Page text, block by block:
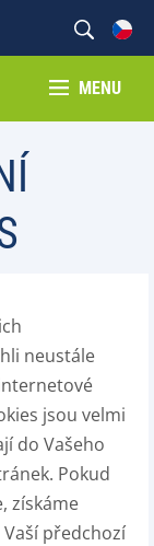
MENU
neustále
jsou velmi
do Vašeho
Pokud
získáme
předchozí